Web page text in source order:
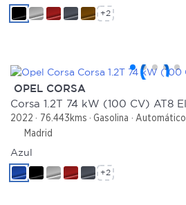
+2
OPEL CORSA
2022 76.443kms Gasolina
Automático
Madrid
Azul
+2